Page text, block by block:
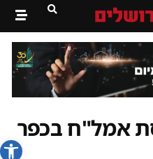
פתח
אמל"ח בכפר